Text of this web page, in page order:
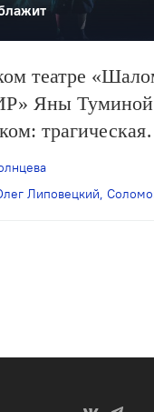
театре
Яны Туминой
трагическая
мотивам
О новом
Липовецкий, Соломон